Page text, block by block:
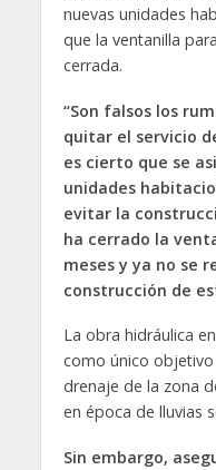
nuevas unidades
que la ventanilla
cerrada.
“Son falsos los
quitar el servicio
es cierto que se
unidades
evitar la
ha cerrado la
meses y ya no se
construcción de
La obra hidráulica
como único
drenaje de la zona
en época de lluvias
Sin embargo,